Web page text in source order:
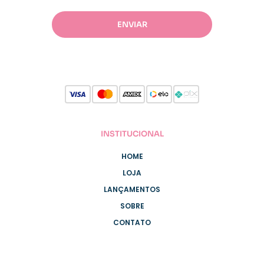
INSTITUCIONAL
HOME
LOJA
LANÇAMENTOS
SOBRE
CONTATO